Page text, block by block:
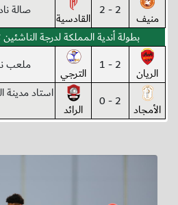
منيف 2 - 2 القادسية
صالة
بطولة أندية المملكة لدرجة الناشئين تحت17 (الدرجة
الريان 2 - 1 الترجي ملعب
الأمجاد 2 - 0 الرائد
استاد مدينة